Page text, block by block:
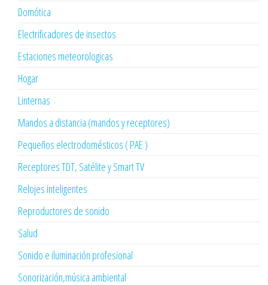
Domótica
Electrificadores de insectos
Estaciones meteorologicas
Hogar
Linternas
Mandos a distancia (mandos y receptores)
Pequeños electrodomésticos ( PAE )
Receptores TDT, Satélite y Smart TV
Relojes inteligentes
Reproductores de sonido
Salud
Sonido e iluminación profesional
Sonorización,música ambiental